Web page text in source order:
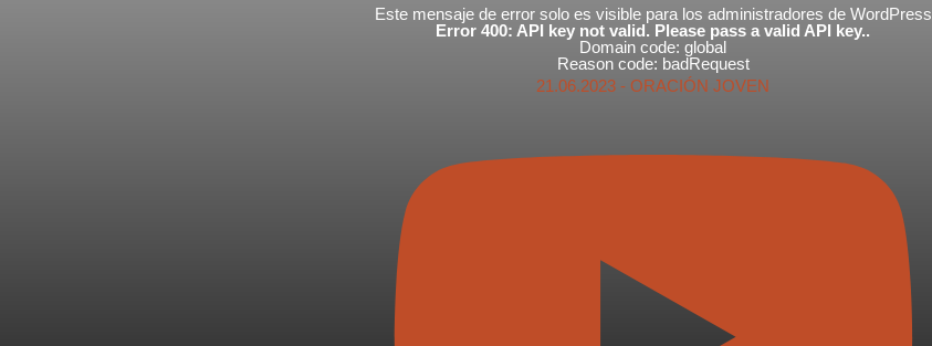
Este mensaje de error solo es visible para los administradores de WordPress
Error 400: API key not valid. Please pass a valid API key..
Domain code: global
Reason code: badRequest
21.06.2023 - ORACIÓN JOVEN